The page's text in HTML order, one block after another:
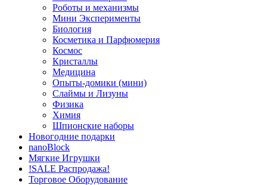
Роботы и механизмы
Мини Эксперименты
Биология
Косметика и Парфюмерия
Космос
Кристаллы
Медицина
Опыты-домики (мини)
Слаймы и Лизуны
Физика
Химия
Шпионские наборы
Новогодние подарки
nanoBlock
Мягкие Игрушки
!SALE Распродажа!
Торговое Оборудование